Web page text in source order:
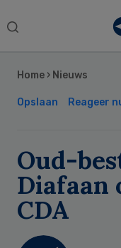
Search
Home › Nieuws
Opslaan Reageer
Oud-
Diafaan
CDA
Sidebar